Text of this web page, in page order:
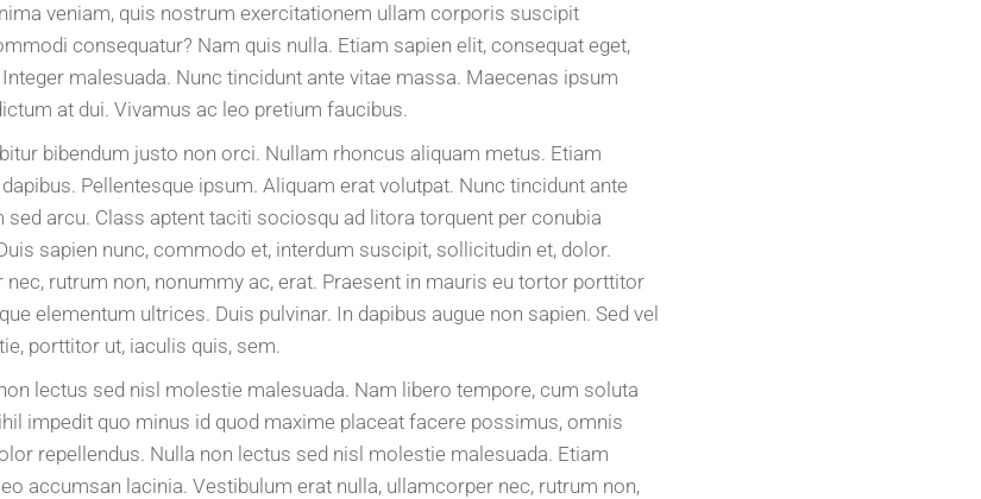
veniam, quis nostrum exercitationem ullam corporis suscipit
consequatur? Nam quis nulla. Etiam sapien elit, consequat eget,
malesuada. Nunc tincidunt ante vitae massa. Maecenas ipsum
at dui. Vivamus ac leo pretium faucibus.
bibendum justo non orci. Nullam rhoncus aliquam metus. Etiam
Pellentesque ipsum. Aliquam erat volutpat. Nunc tincidunt ante
arcu. Class aptent taciti sociosqu ad litora torquent per conubia
sapien nunc, commodo et, interdum suscipit, sollicitudin et, dolor.
rutrum non, nonummy ac, erat. Praesent in mauris eu tortor porttitor
elementum ultrices. Duis pulvinar. In dapibus augue non sapien. Sed vel
porttitor ut, iaculis quis, sem.
lectus sed nisl molestie malesuada. Nam libero tempore, cum soluta
impedit quo minus id quod maxime placeat facere possimus, omnis
repellendus. Nulla non lectus sed nisl molestie malesuada. Etiam
accumsan lacinia. Vestibulum erat nulla, ullamcorper nec, rutrum non,